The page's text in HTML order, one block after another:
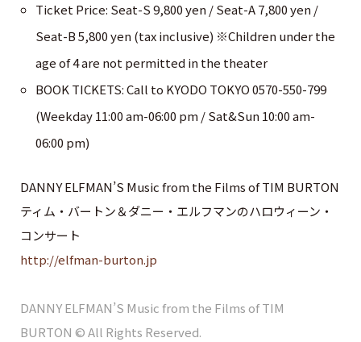
Ticket Price: Seat-S 9,800 yen / Seat-A 7,800 yen /
Seat-B 5,800 yen (tax inclusive) ※Children under the
age of 4 are not permitted in the theater
BOOK TICKETS: Call to KYODO TOKYO 0570-550-799
(Weekday 11:00 am-06:00 pm / Sat&Sun 10:00 am-
06:00 pm)
DANNY ELFMAN’S Music from the Films of TIM BURTON
ティム・バートン＆ダニー・エルフマンのハロウィーン・
コンサート
http://elfman-burton.jp
DANNY ELFMAN’S Music from the Films of TIM
BURTON © All Rights Reserved.